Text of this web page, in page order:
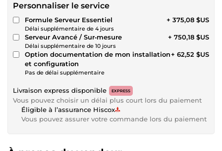
Personnaliser le service
Formule Serveur Essentiel
Délai supplémentaire de 4 jours
+ 375,08 $US
Serveur Avancé / Sur‑mesure
Délai supplémentaire de 10 jours
+ 750,18 $US
Option documentation de mon installation
et configuration
Pas de délai supplémentaire
+ 62,52 $US
Livraison express disponible EXPRESS
Vous pouvez choisir un délai plus court lors du paiement
Éligible à l’assurance Hiscox
Vous pouvez assurer votre commande lors du paiement